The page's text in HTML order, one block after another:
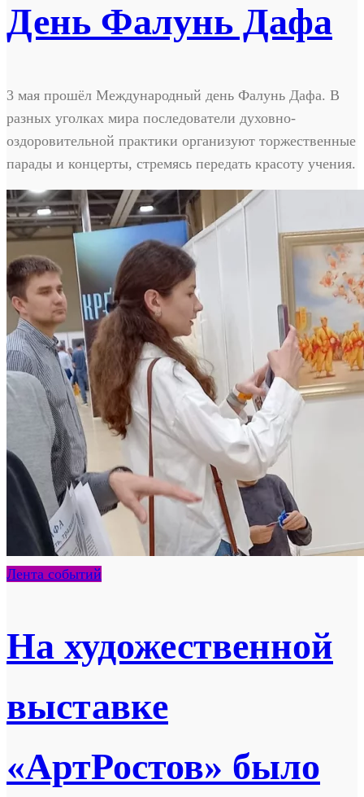
День Фалунь Дафа
3 мая прошёл Международный день Фалунь Дафа. В
разных уголках мира последователи духовно-
оздоровительной практики организуют торжественные
парады и концерты, стремясь передать красоту учения.
Лента событий
На художественной
выставке
«АртРостов» было